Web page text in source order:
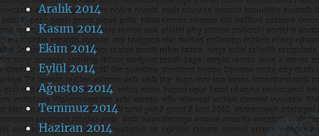
Aralık 2014
Kasım 2014
Ekim 2014
Eylül 2014
Ağustos 2014
Temmuz 2014
Haziran 2014